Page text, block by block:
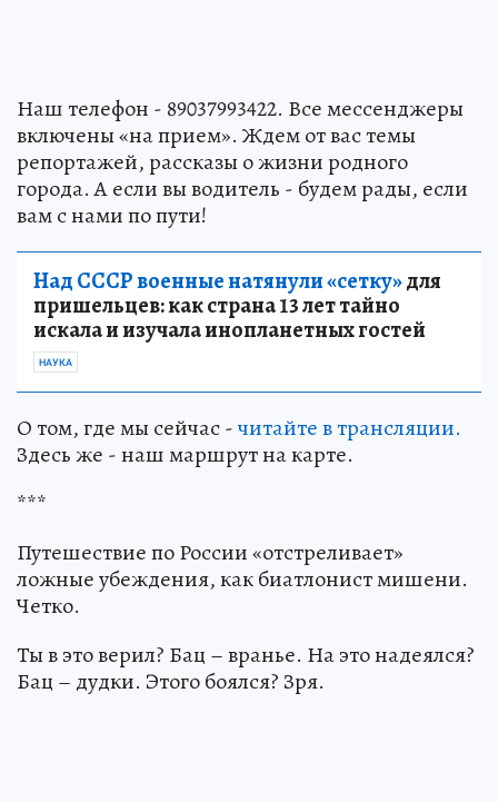
Наш телефон - 89037993422. Все мессенджеры
включены «на прием». Ждем от вас темы
репортажей, рассказы о жизни родного
города. А если вы водитель - будем рады, если
вам с нами по пути!
Над СССР военные натянули «сетку»для
пришельцев: как страна 13 лет тайно
искала и изучала инопланетных гостей
НАУКА
О том, где мы сейчас -читайте в трансляции.
Здесь же - наш маршрут на карте.
***
Путешествие по России «отстреливает»
ложные убеждения, как биатлонист мишени.
Четко.
Ты в это верил? Бац – вранье. На это надеялся?
Бац – дудки. Этого боялся? Зря.